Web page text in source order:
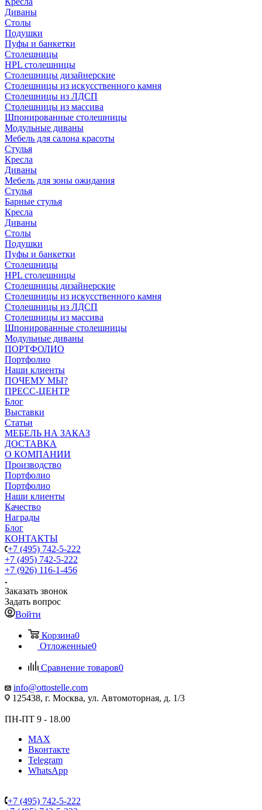
Диваны
Столы
Подушки
Пуфы и банкетки
Столешницы
HPL столешницы
Столешницы дизайнерские
Столешницы из искусственного камня
Столешницы из ЛДСП
Столешницы из массива
Шпонированные столешницы
Модульные диваны
Мебель для салона красоты
Стулья
Кресла
Диваны
Мебель для зоны ожидания
Стулья
Барные стулья
Кресла
Диваны
Столы
Подушки
Пуфы и банкетки
Столешницы
HPL столешницы
Столешницы дизайнерские
Столешницы из искусственного камня
Столешницы из ЛДСП
Столешницы из массива
Шпонированные столешницы
Модульные диваны
ПОРТФОЛИО
Портфолио
Наши клиенты
ПОЧЕМУ МЫ?
ПРЕСС-ЦЕНТР
Блог
Выставки
Статьи
МЕБЕЛЬ НА ЗАКАЗ
ДОСТАВКА
О КОМПАНИИ
Производство
Портфолио
Портфолио
Наши клиенты
Качество
Награды
Блог
КОНТАКТЫ
+7 (495) 742-5-222
+7 (495) 742-5-222
+7 (926) 116-1-456
Заказать звонок
Задать вопрос
Войти
Корзина0
Отложенные0
Сравнение товаров0
info@ottostelle.com
125438, г. Москва, ул. Автомоторная, д. 1/3
ПН-ПТ 9 - 18.00
MAX
Вконтакте
Telegram
WhatsApp
+7 (495) 742-5-222